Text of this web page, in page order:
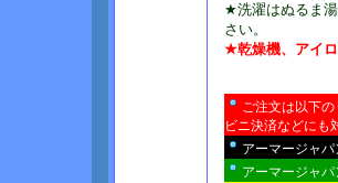
★洗濯はぬるま
さい。
★乾燥機、アイ
ご注文は以下
ビニ決済などにも
アーマージャ
アーマージャ